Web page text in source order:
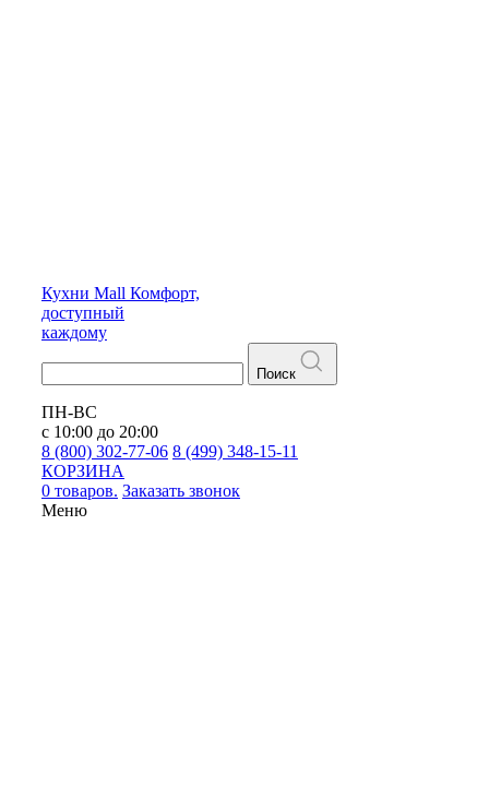
Кухни Mall Комфорт,
доступный
каждому
Поиск
ПН-ВС
с 10:00 до 20:00
8 (800) 302-77-06 8 (499) 348-15-11
КОРЗИНА
0 товаров. Заказать звонок
Меню